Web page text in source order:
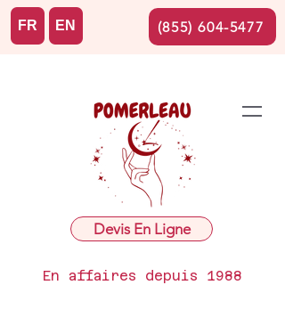
Devis En Ligne
En affaires depuis 1988
FR EN (855) 604-5477